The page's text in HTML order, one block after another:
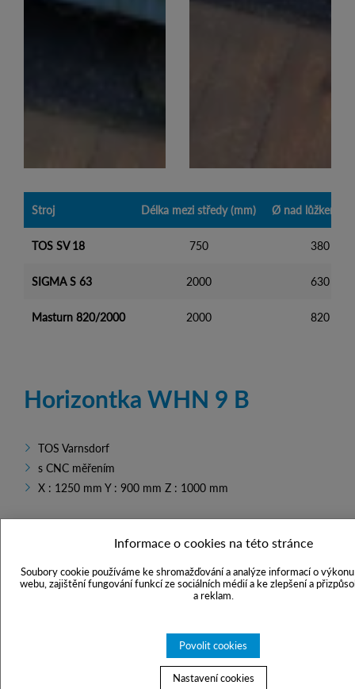
Informace o cookies na této stránce
Soubory cookie používáme ke shromažďování a analýze informací o
webu, zajištění fungování funkcí ze sociálních médií a ke zlepšení a
a reklam.
Povolit cookies
Nastavení cookies
Stroj Délka mezi středy (mm) Ø nad lůžkem
TOS SV 18 750 380
SIGMA S 63 2000 630
Masturn 820/2000 2000 820
Horizontka WHN 9 B
TOS Varnsdorf
s CNC měřením
X : 1250 mm Y : 900 mm Z : 1000 mm